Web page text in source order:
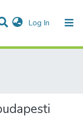
Log In (current)